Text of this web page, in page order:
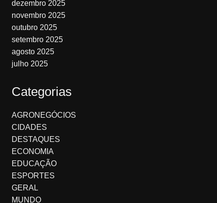
dezembro 2025
novembro 2025
outubro 2025
setembro 2025
agosto 2025
julho 2025
Categorias
AGRONEGÓCIOS
CIDADES
DESTAQUES
ECONOMIA
EDUCAÇÃO
ESPORTES
GERAL
MUNDO